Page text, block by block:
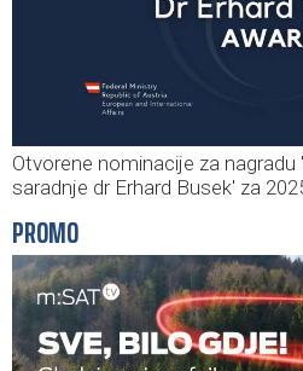
Otvorene nominacije za nagradu
saradnje dr Erhard Busek' za
PROMO